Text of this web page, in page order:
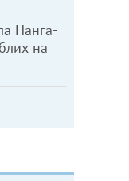
Нанга-
на